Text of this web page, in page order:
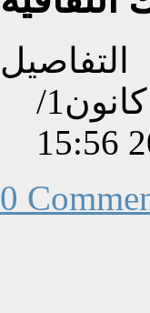
التفاصيل
تم إنشاءه بتاريخ الثلاثاء, 17 كانون1/
0